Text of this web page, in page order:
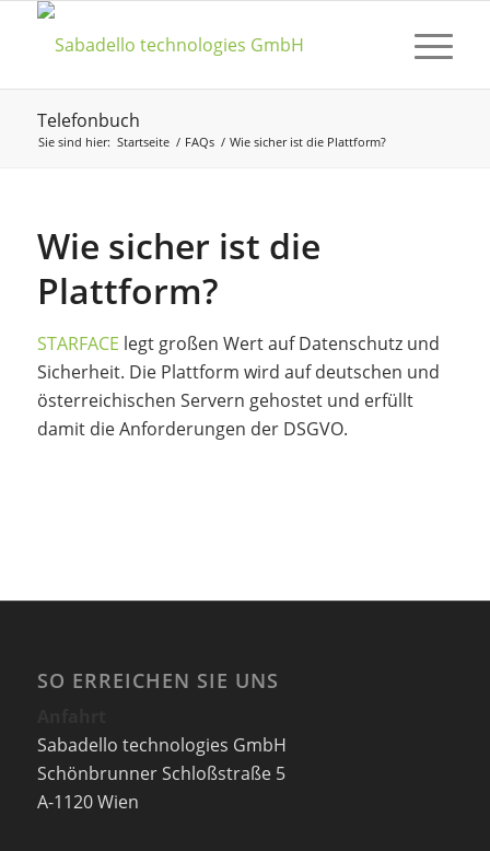
Telefonbuch
Sie sind hier: Startseite / FAQs / Wie sicher ist die Plattform?
Wie sicher ist die
Plattform?
STARFACE legt großen Wert auf Datenschutz und
Sicherheit. Die Plattform wird auf deutschen und
österreichischen Servern gehostet und erfüllt
damit die Anforderungen der DSGVO.
SO ERREICHEN SIE UNS
Sabadello technologies GmbH
Schönbrunner Schloßstraße 5
A-1120 Wien